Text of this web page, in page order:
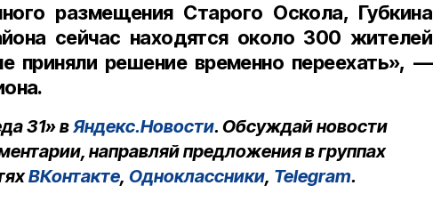
размещения Старого Оскола, Губкина
сейчас находятся около 300 жителей
приняли решение временно переехать», —
31» вЯндекс.Новости. Обсуждай новости
направляй предложения в группах
ВКонтакте, Одноклассники, Telegram.